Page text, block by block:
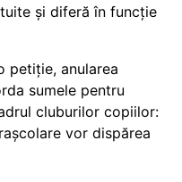
și diferă în funcție
petiție, anularea
sumele pentru
cluburilor copiilor:
vor dispărea